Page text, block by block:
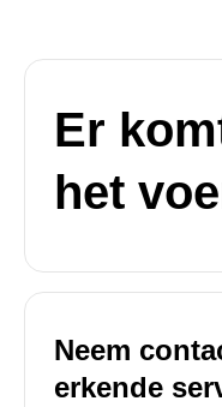
Er
het
Neem
erkende